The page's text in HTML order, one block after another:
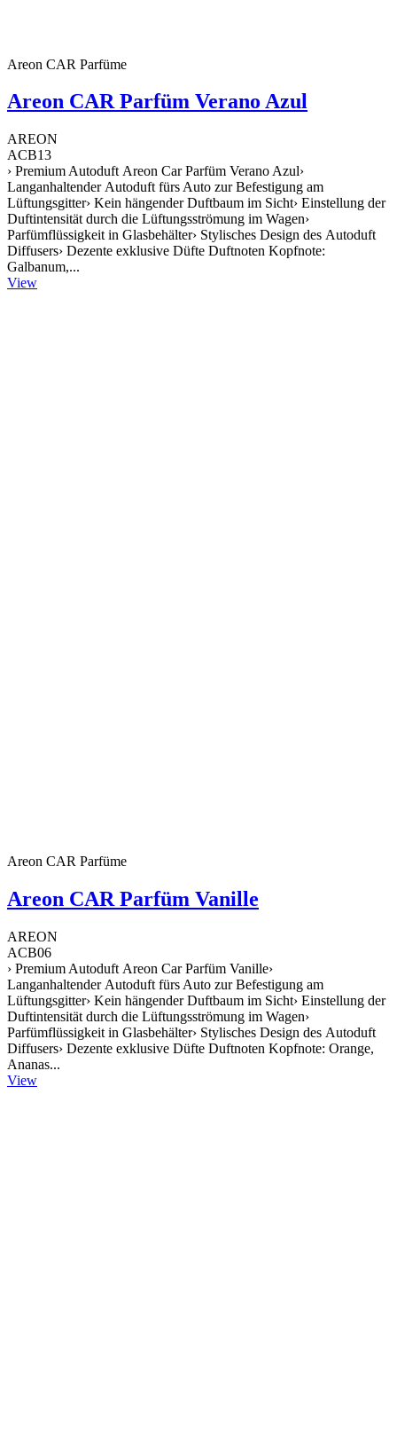
Areon CAR Parfüme
Areon CAR Parfüm Verano Azul
AREON
ACB13
› Premium Autoduft Areon Car Parfüm Verano Azul›
Langanhaltender Autoduft fürs Auto zur Befestigung am
Lüftungsgitter› Kein hängender Duftbaum im Sicht› Einstellung der
Duftintensität durch die Lüftungsströmung im Wagen›
Parfümflüssigkeit in Glasbehälter› Stylisches Design des Autoduft
Diffusers› Dezente exklusive Düfte Duftnoten Kopfnote:
Galbanum,...
View
Areon CAR Parfüme
Areon CAR Parfüm Vanille
AREON
ACB06
› Premium Autoduft Areon Car Parfüm Vanille›
Langanhaltender Autoduft fürs Auto zur Befestigung am
Lüftungsgitter› Kein hängender Duftbaum im Sicht› Einstellung der
Duftintensität durch die Lüftungsströmung im Wagen›
Parfümflüssigkeit in Glasbehälter› Stylisches Design des Autoduft
Diffusers› Dezente exklusive Düfte Duftnoten Kopfnote: Orange,
Ananas...
View